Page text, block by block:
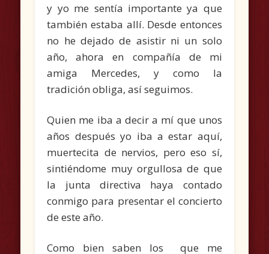
y yo me sentía importante ya que
también estaba allí. Desde entonces
no he dejado de asistir ni un solo
año, ahora en compañía de mi
amiga Mercedes, y como la
tradición obliga, así seguimos.
Quien me iba a decir a mí que unos
años después yo iba a estar aquí,
muertecita de nervios, pero eso sí,
sintiéndome muy orgullosa de que
la junta directiva haya contado
conmigo para presentar el concierto
de este año.
Como bien saben los que me